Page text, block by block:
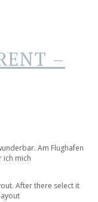
–
Am Flughafen
ich mich
After there select it